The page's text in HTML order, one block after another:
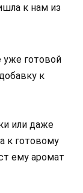
к нам из
уже готовой
к
или даже
к готовому
ему аромат